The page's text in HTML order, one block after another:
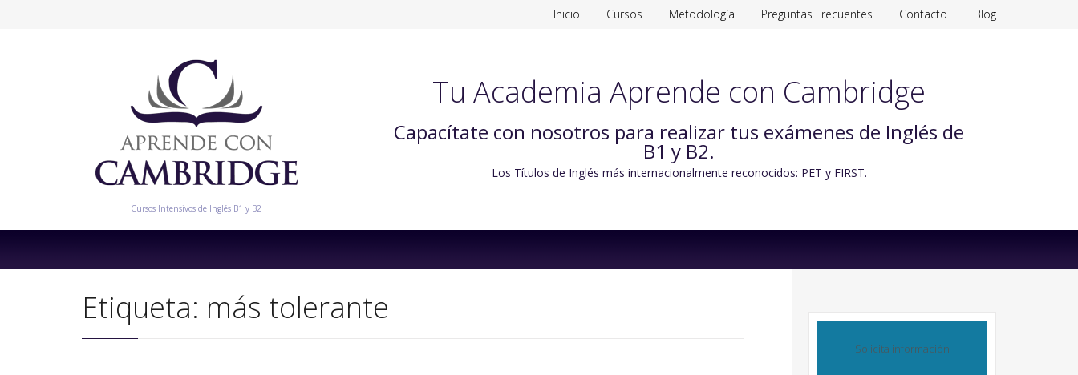
Inicio Cursos Metodología Preguntas Frecuentes Contacto Blog
Cursos Intensivos de Inglés B1 y B2
Tu Academia Aprende con Cambridge
Capacítate con nosotros para realizar tus exámenes de Inglés de
B1 y B2.
Los Títulos de Inglés más internacionalmente reconocidos: PET y FIRST.
content
Etiqueta: más tolerante
Solicita información